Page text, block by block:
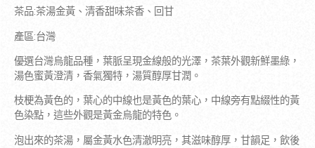
茶品:茶湯金黃、清香甜味茶香、回甘
產區:台灣
優選台灣烏龍品種，葉脈呈現金線般的光澤，茶葉外觀新鮮墨綠，
湯色蜜黃澄清，香氣獨特，湯質醇厚甘潤。
枝梗為黃色的，葉心的中線也是黃色的葉心，中線旁有點綴性的黃
色染點，這些外觀是黃金烏龍的特色。
泡出來的茶湯，屬金黃水色清澈明亮 ，其滋味醇厚，甘韻足，飲後